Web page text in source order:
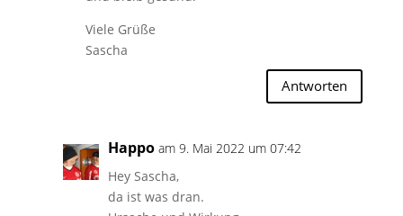
Viele Grüße
Sascha
Antworten
Happo am 9. Mai 2022 um 07:42
Hey Sascha,
da ist was dran.